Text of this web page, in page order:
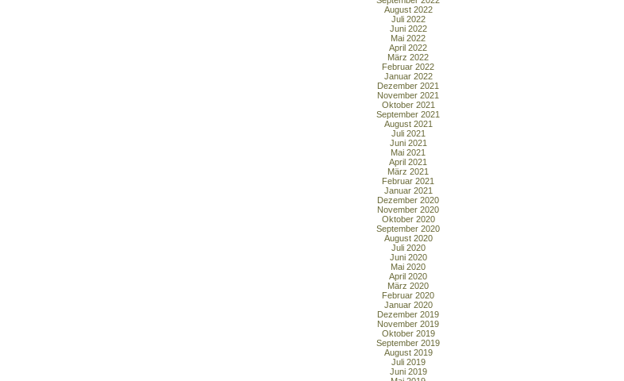
August 2022
Juli 2022
Juni 2022
Mai 2022
April 2022
März 2022
Februar 2022
Januar 2022
Dezember 2021
November 2021
Oktober 2021
September 2021
August 2021
Juli 2021
Juni 2021
Mai 2021
April 2021
März 2021
Februar 2021
Januar 2021
Dezember 2020
November 2020
Oktober 2020
September 2020
August 2020
Juli 2020
Juni 2020
Mai 2020
April 2020
März 2020
Februar 2020
Januar 2020
Dezember 2019
November 2019
Oktober 2019
September 2019
August 2019
Juli 2019
Juni 2019